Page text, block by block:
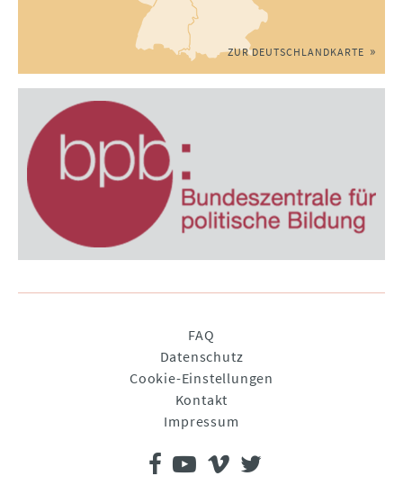
ZUR DEUTSCHLANDKARTE
FAQ
Datenschutz
Cookie-Einstellungen
Kontakt
Impressum